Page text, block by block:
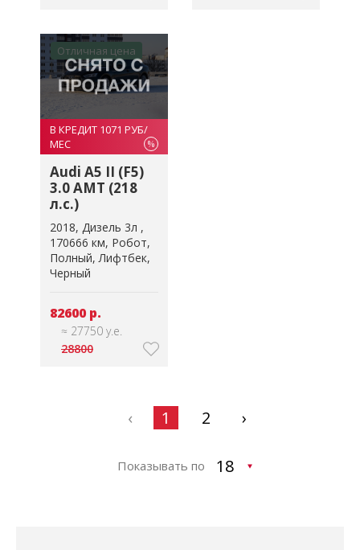
Отличная цена
В КРЕДИТ 1071 РУБ/
МЕС
%
Audi A5 II (F5)
3.0 AMT (218
л.с.)
2018 Дизель 3л
170666 км Робот
Полный Лифтбек
Черный
82600 р.
≈ 27750 у.е.
28800
‹ 1 2 ›
Показывать по